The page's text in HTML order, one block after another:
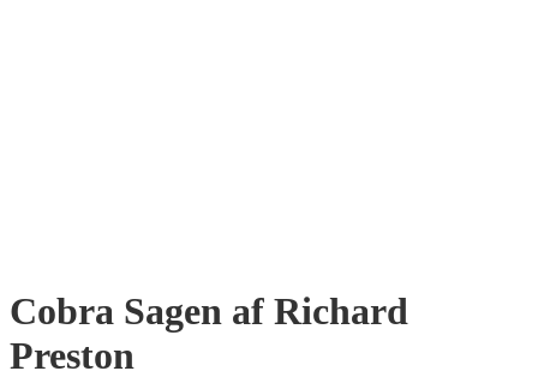
Cobra Sagen af Richard
Preston